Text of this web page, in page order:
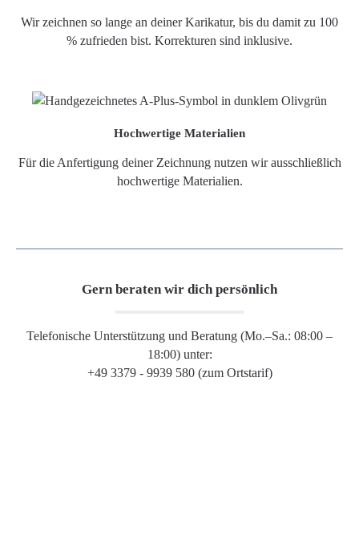
Wir zeichnen so lange an deiner Karikatur, bis du damit zu 100
% zufrieden bist. Korrekturen sind inklusive.
Hochwertige Materialien
Für die Anfertigung deiner Zeichnung nutzen wir ausschließlich
hochwertige Materialien.
Gern beraten wir dich persönlich
Telefonische Unterstützung und Beratung (Mo.–Sa.: 08:00 –
18:00) unter:
+49 3379 - 9939 580 (zum Ortstarif)